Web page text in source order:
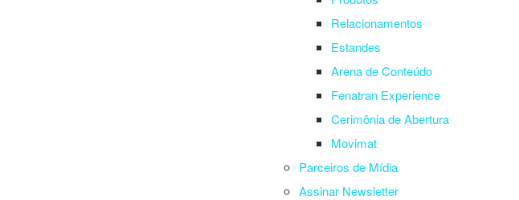
Relacionamentos
Estandes
Arena de Conteúdo
Fenatran Experience
Cerimônia de Abertura
Movimat
Parceiros de Mídia
Assinar Newsletter